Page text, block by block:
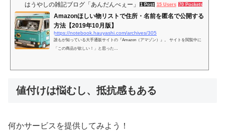
はうやしの雑記ブログ「あんだんべぇー」 1 Post 15 Users 70 Pockets
Amazonほしい物リストで住所・名前を匿名で公開する
方法【2019年10月版】
https://notebook.hauyashi.com/archives/305
誰もが知っている大手通販サイトの『Amazon（アマゾン）』。 サイトを閲覧中に
「この商品が欲しい！」と思った…
値付けは悩むし、抵抗感もある
何かサービスを提供してみよう！